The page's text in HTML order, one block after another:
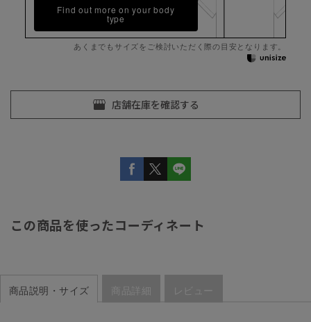
Find out more on your body
type
あくまでもサイズをご検討いただく際の目安となります。
この商品を使ったコーディネート
商品説明・サイズ 商品詳細 レビュー